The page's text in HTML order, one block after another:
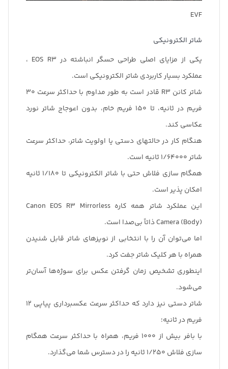
EVF
شاتر الکترونیکی
یکی از مزایای اصلی طراحی حسگر انباشته در EOS R3 ،
عملکرد بسیار کاربردی شاتر الکترونیکی است.
شاتر کانن R3 قادر است به طور مداوم با حداکثر سرعت 30
فریم در ثانیه، تا 150 فریم خام، بدون اعوجاج شاتر نورد
عکاسی کند.
هنگام کار در حالتهای دستی یا اولویت شاتر، حداکثر سرعت
شاتر 1/64000 ثانیه است.
همگام سازی فلاش حتی با شاتر الکترونیکی تا 1/180 ثانیه
امکان پذیر است.
این عملکرد شاتر همه کاره Canon EOS R3 Mirrorless
Camera (Body) ذاتاً بی‌صدا است.
اما می‌توان آن را با انتخابی از نویزهای شاتر قابل شنیدن
همراه با هر کلیک شاتر جفت کرد.
اینطوری تشخیص زمان گرفتن عکس برای سوژه‌ها آسان‌تر
می‌شود.
شاتر دستی نیز دارد که حداکثر سرعت عکسبرداری پیاپی 12
فریم در ثانیه؛
با بافر بیش از 1000 فریم، همراه با حداکثر سرعت همگام
سازی فلاش 1/250 ثانیه را در دسترس شما می‌گذارد.